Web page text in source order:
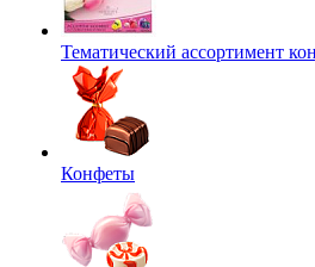
Тематический ассортимент
Конфеты